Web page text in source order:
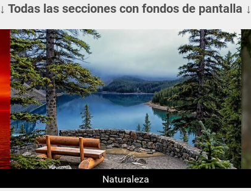
↓ Todas las secciones con fondos de pantalla ↓
Naturaleza